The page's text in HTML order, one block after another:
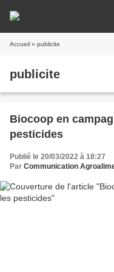
Accueil » publicite
publicite
Biocoop en
pesticides
Publié le 20/03/2022 à 18:27
Par Communication